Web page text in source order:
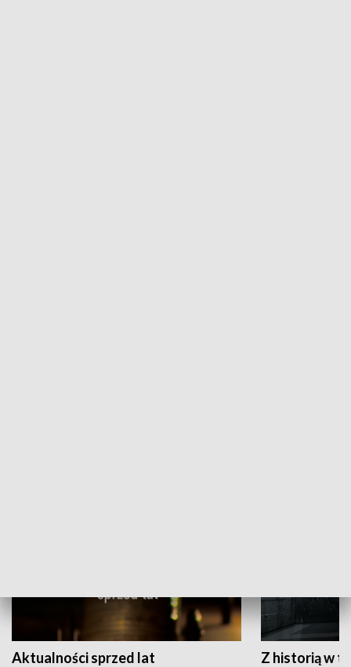
Aktualności sprzed lat Z historią w